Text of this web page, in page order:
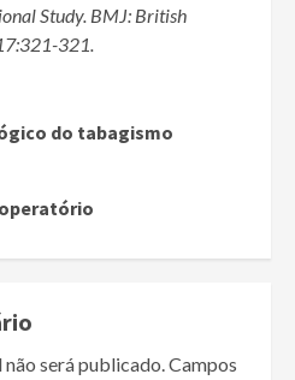
Study. BMJ: British
321.
do tabagismo
não será publicado.Campos